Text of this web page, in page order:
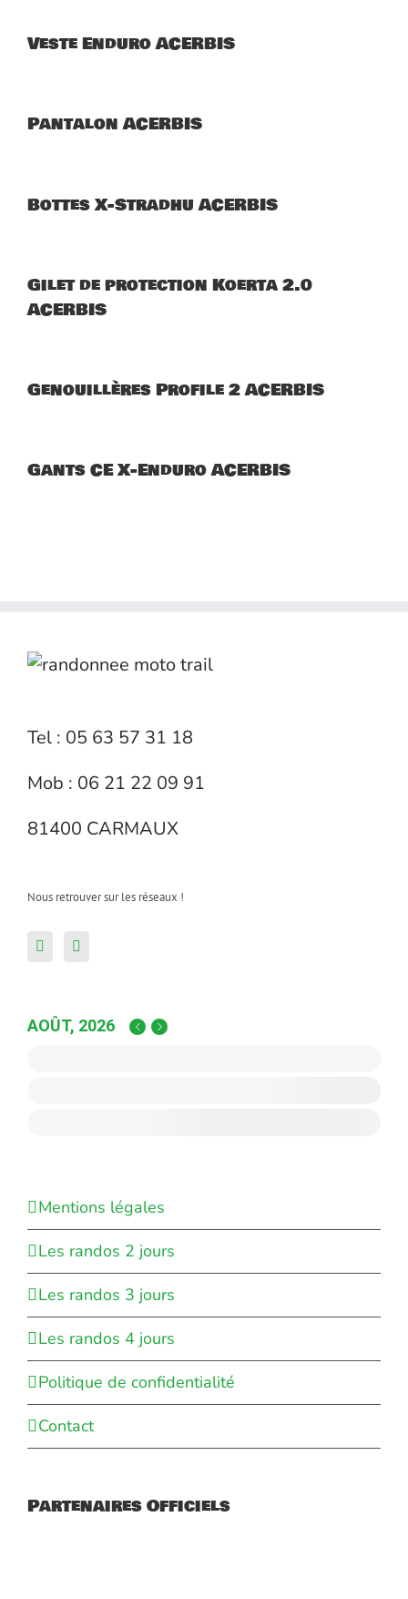
Veste Enduro ACERBIS
Pantalon ACERBIS
Bottes X-Stradhu ACERBIS
Gilet de protection Koerta 2.0
ACERBIS
Genouillères Profile 2 ACERBIS
Gants CE X-Enduro ACERBIS
Tel : 05 63 57 31 18
Mob : 06 21 22 09 91
81400 CARMAUX
Nous retrouver sur les réseaux !
AOÛT, 2026
Mentions légales
Les randos 2 jours
Les randos 3 jours
Les randos 4 jours
Politique de confidentialité
Contact
Partenaires Officiels